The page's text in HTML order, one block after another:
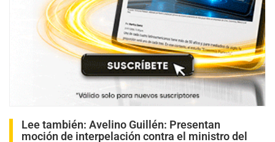
Lee también: Avelino Guillén: Presentan
moción de interpelación contra el ministro del